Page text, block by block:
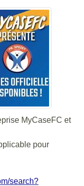
MyCaseFC et
pour
search?